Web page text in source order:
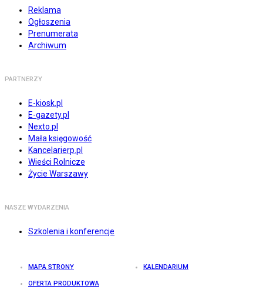
Reklama
Ogłoszenia
Prenumerata
Archiwum
PARTNERZY
E-kiosk.pl
E-gazety.pl
Nexto.pl
Mała księgowość
Kancelarierp.pl
Wieści Rolnicze
Życie Warszawy
NASZE WYDARZENIA
Szkolenia i konferencje
MAPA STRONY KALENDARIUM
OFERTA PRODUKTOWA